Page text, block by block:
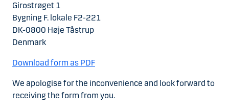
Girostrøget 1
Bygning F. lokale F2-221
DK-0800 Høje Tåstrup
Denmark
Download form as PDF
We apologise for the inconvenience and look forward to
receiving the form from you.